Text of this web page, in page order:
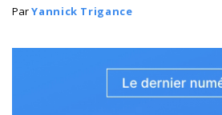
ParYannick Trigance